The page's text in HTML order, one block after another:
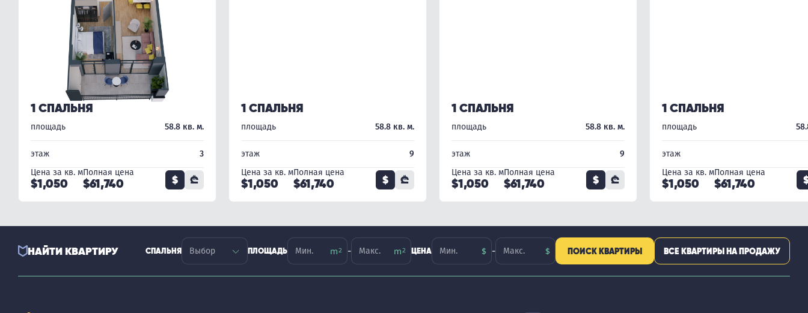
1 СПАЛЬНЯ
площадь 58.8 кв. м.
этаж
3
Цена за кв. м
$1,050
Полная цена
$61,740 $ ₾
1 СПАЛЬНЯ
площадь 58.8 кв. м.
этаж
9
Цена за кв. м
$1,050
Полная цена
$61,740 $ ₾
1 СПАЛЬНЯ
площадь 58.8 кв. м.
этаж
9
Цена за кв. м
$1,050
Полная цена
$61,740 $ ₾
1 СПАЛЬНЯ
площадь
этаж
Цена за кв. м
$1,050
Полная цена
$61,740
НАЙТИ КВАРТИРУ СПАЛЬНЯ ПЛОЩАДЬ - ЦЕНА - ПОИСК КВАРТИРЫ ВСЕ КВАРТИРЫ НА ПРОДАЖУ